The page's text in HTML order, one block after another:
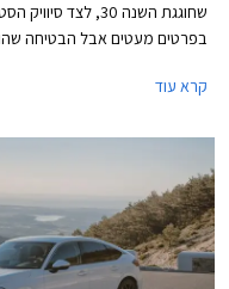
קרא עוד